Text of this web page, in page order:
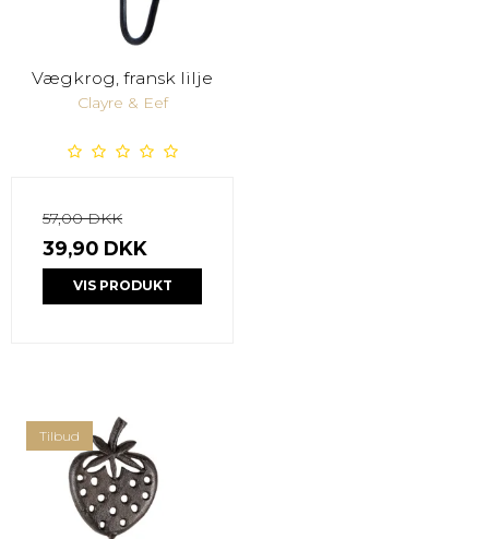
Vægkrog, fransk lilje
Clayre & Eef
57,00 DKK
39,90 DKK
VIS PRODUKT
Tilbud